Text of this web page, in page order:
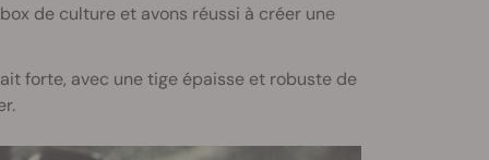
de culture et avons réussi à créer une
forte, avec une tige épaisse et robuste de